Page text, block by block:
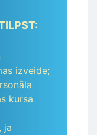
izveide;
kursa
ja